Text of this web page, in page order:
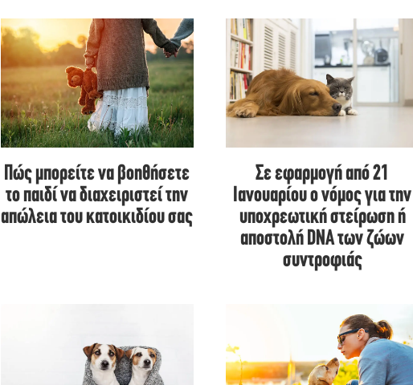
Πώς μπορείτε να βοηθήσετε
το παιδί να διαχειριστεί την
απώλεια του κατοικιδίου σας
Σε εφαρμογή από 21
Ιανουαρίου ο νόμος για την
υποχρεωτική στείρωση ή
αποστολή DNA των ζώων
συντροφιάς